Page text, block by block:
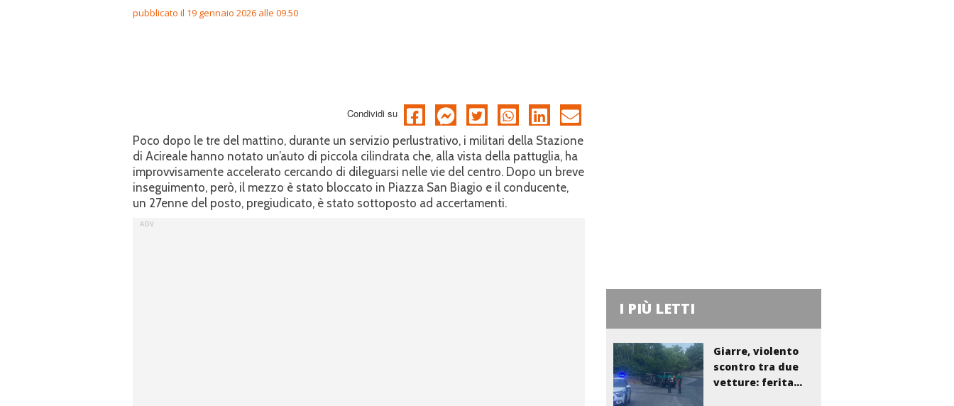
pubblicato il 19 gennaio 2026 alle 09.50
Condividi su
Poco dopo le tre del mattino, durante un servizio perlustrativo, i militari della Stazione
di Acireale hanno notato un’auto di piccola cilindrata che, alla vista della pattuglia, ha
improvvisamente accelerato cercando di dileguarsi nelle vie del centro. Dopo un breve
inseguimento, però, il mezzo è stato bloccato in Piazza San Biagio e il conducente,
un 27enne del posto, pregiudicato, è stato sottoposto ad accertamenti.
I PIÙ LETTI
Giarre, violento
scontro tra due
vetture: ferita...